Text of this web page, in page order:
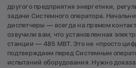
другого предприятия энергетики,
задачи Системного оператора.
диспетчеры — всегда на прямом
озвучили вам, что установленная
станции — 485 МВТ. Это не «просто
подтверждаем перед Системным
испытаний оборудования. Нужно